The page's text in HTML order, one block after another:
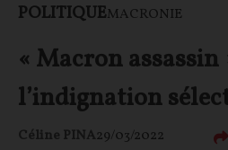
POLITIQUEMACRONIE
« Macron assassin
l’indignation
Céline PINA29/03/2022